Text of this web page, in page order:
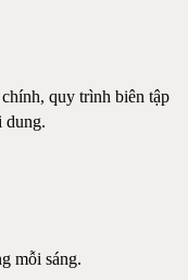
quy trình biên tập
dung.
mỗi sáng.